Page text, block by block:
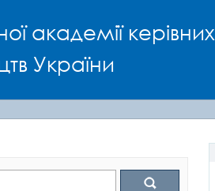
академії керівних
України